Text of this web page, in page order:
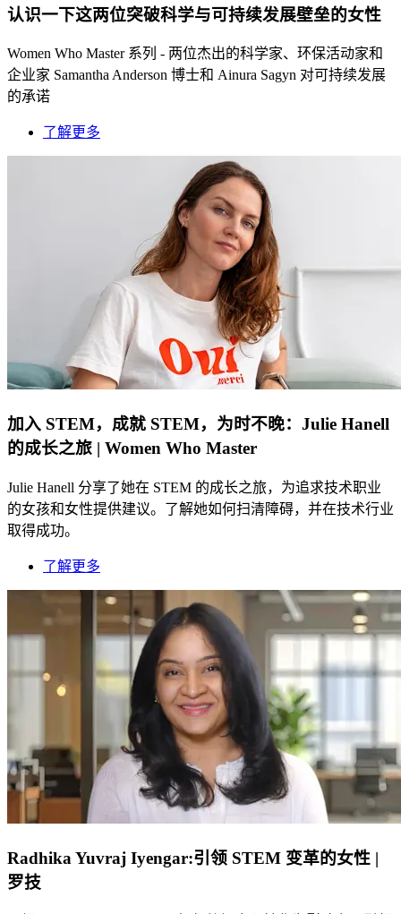
认识一下这两位突破科学与可持续发展壁垒的女性
Women Who Master 系列 - 两位杰出的科学家、环保活动家和
企业家 Samantha Anderson 博士和 Ainura Sagyn 对可持续发展
的承诺
了解更多
加入 STEM，成就 STEM，为时不晚：Julie Hanell
的成长之旅 | Women Who Master
Julie Hanell 分享了她在 STEM 的成长之旅，为追求技术职业
的女孩和女性提供建议。了解她如何扫清障碍，并在技术行业
取得成功。
了解更多
Radhika Yuvraj Iyengar:引领 STEM 变革的女性 |
罗技